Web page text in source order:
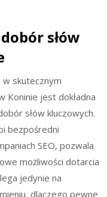
słów
skutecznym
jest dokładna
słów kluczowych.
bezpośredni
SEO, pozwala
możliwości dotarcia
jedynie na
dlaczego pewne